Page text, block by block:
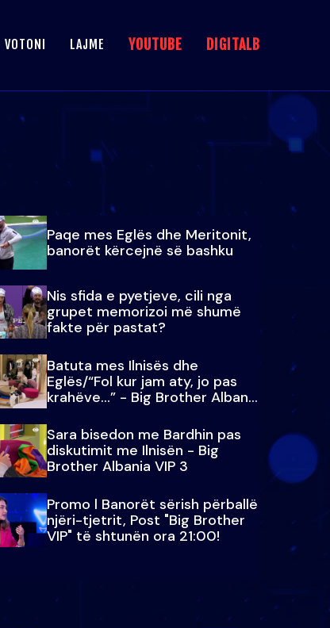
VOTONI LAJME YOUTUBE DIGITALB
Paqe mes Eglës dhe Meritonit,
banorët kërcejnë së bashku
Nis sfida e pyetjeve, cili nga
grupet memorizoi më shumë
fakte për pastat?
Batuta mes Ilnisës dhe
Eglës/“Fol kur jam aty, jo pas
krahëve…” - Big Brother Albania
VIP 3
Sara bisedon me Bardhin pas
diskutimit me Ilnisën - Big
Brother Albania VIP 3
Promo l Banorët sërish përballë
njëri-tjetrit, Post "Big Brother
VIP" të shtunën ora 21:00!